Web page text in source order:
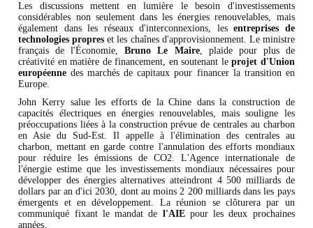
Les discussions mettent en lumière le besoin d'investissements
considérables non seulement dans les énergies renouvelables, mais
également dans les réseaux d'interconnexions, lesentreprises de
technologies propres et les chaînes d'approvisionnement. Le ministre
français de l'Économie,Bruno Le Maire, plaide pour plus de
créativité en matière de financement, en soutenant leprojet d'Union
européenne des marchés de capitaux pour financer la transition en
Europe.
John Kerry salue les efforts de la Chine dans la construction de
capacités électriques en énergies renouvelables, mais souligne les
préoccupations liées à la construction prévue de centrales au charbon
en Asie du Sud-Est. Il appelle à l'élimination des centrales au
charbon, mettant en garde contre l'annulation des efforts mondiaux
pour réduire les émissions de CO2. L'Agence internationale de
l'énergie estime que les investissements mondiaux nécessaires pour
développer des énergies alternatives atteindront 4 500 milliards de
dollars par an d'ici 2030, dont au moins 2 200 milliards dans les pays
émergents et en développement. La réunion se clôturera par un
communiqué fixant le mandat de l'AIEpour les deux prochaines
années.